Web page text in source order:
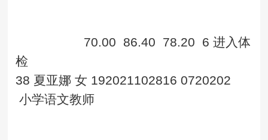
70.00 86.40 78.20 6 进入体
检
38 夏亚娜 女 192021102816 0720202
小学语文教师